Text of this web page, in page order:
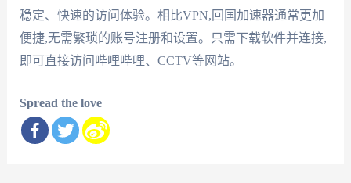
稳定、快速的访问体验。相比VPN,回国加速器通常更加
便捷,无需繁琐的账号注册和设置。只需下载软件并连接,
即可直接访问哔哩哔哩、CCTV等网站。
Spread the love